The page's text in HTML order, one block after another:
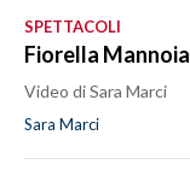
SPETTACOLI
Fiorella
Video di Sara Marci
Sara Marci